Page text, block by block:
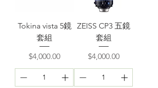
Tokina vista 5鏡
套組
價格
$4,000.00
ZEISS CP3 五鏡
套組
價格
$4,000.00